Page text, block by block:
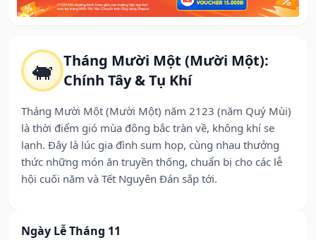
🐖 Tháng Mười Một (Mười Một):
Chính Tây & Tụ Khí
Tháng Mười Một (Mười Một) năm 2123 (năm Quý Mùi)
là thời điểm gió mùa đông bắc tràn về, không khí se
lạnh. Đây là lúc gia đình sum họp, cùng nhau thưởng
thức những món ăn truyền thống, chuẩn bị cho các lễ
hội cuối năm và Tết Nguyên Đán sắp tới.
Ngày Lễ Tháng 11